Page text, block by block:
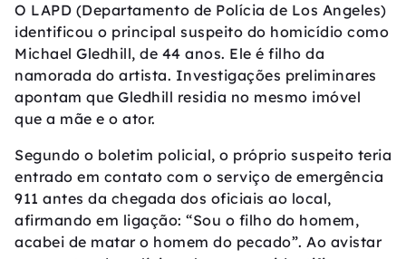
O LAPD (Departamento de Polícia de Los Angeles)
identificou o principal suspeito do homicídio como
Michael Gledhill, de 44 anos. Ele é filho da
namorada do artista. Investigações preliminares
apontam que Gledhill residia no mesmo imóvel
que a mãe e o ator.
Segundo o boletim policial, o próprio suspeito teria
entrado em contato com o serviço de emergência
911 antes da chegada dos oficiais ao local,
afirmando em ligação: “Sou o filho do homem,
acabei de matar o homem do pecado”. Ao avistar